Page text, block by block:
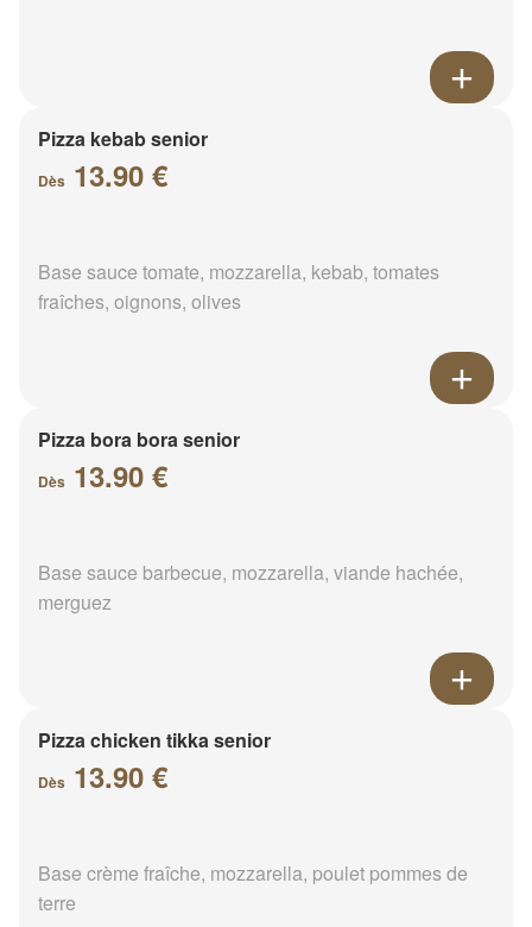
Pizza kebab senior
Dès 13.90 €
Base sauce tomate, mozzarella, kebab, tomates
fraîches, oignons, olives
Pizza bora bora senior
Dès 13.90 €
Base sauce barbecue, mozzarella, viande hachée,
merguez
Pizza chicken tikka senior
Dès 13.90 €
Base crème fraîche, mozzarella, poulet pommes de
terre